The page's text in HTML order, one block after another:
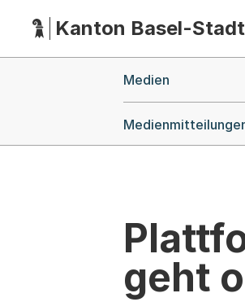
HauptnavigationKanton Basel-Stadt
Medien
geht